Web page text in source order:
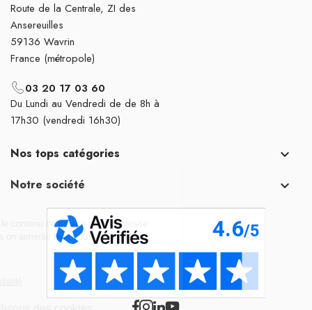
Route de la Centrale, ZI des
Ansereuilles
59136 Wavrin
France (métropole)
03 20 17 03 60
Du Lundi au Vendredi de de 8h à
17h30 (vendredi 16h30)
Nos tops catégories 
Notre société 